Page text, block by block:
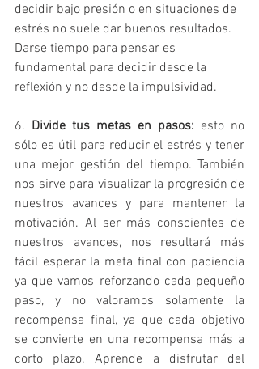
decidir bajo presión o en situaciones de
estrés no suele dar buenos resultados.
Darse tiempo para pensar es
fundamental para decidir desde la
reflexión y no desde la impulsividad.
6. Divide tus metas en pasos: esto no
sólo es útil para reducir el estrés y tener
una mejor gestión del tiempo. También
nos sirve para visualizar la progresión de
nuestros avances y para mantener la
motivación. Al ser más conscientes de
nuestros avances, nos resultará más
fácil esperar la meta final con paciencia
ya que vamos reforzando cada pequeño
paso, y no valoramos solamente la
recompensa final, ya que cada objetivo
se convierte en una recompensa más a
corto plazo. Aprende a disfrutar del